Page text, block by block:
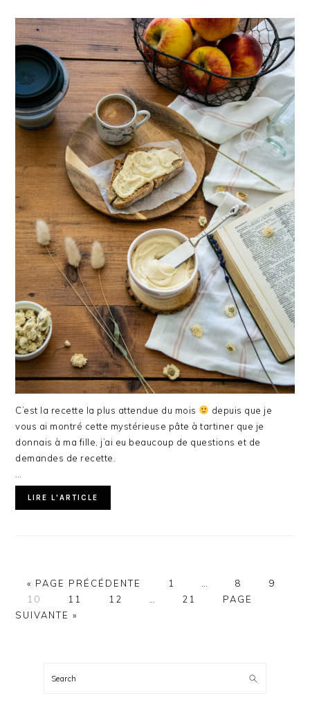
C’est la recette la plus attendue du mois
depuis que je
vous ai montré cette mystérieuse pâte à tartiner que je
donnais à ma fille, j’ai eu beaucoup de questions et de
demandes de recette.
LIRE L'ARTICLE
« ALLER
À
LA
PAGE PRÉCÉDENTE PAGE
1
provisoires
PAGE
8 PAGE
9
PAGE
10 PAGE
11 PAGE
12 PAGE
21
ALLER
PAGE
SUIVANTE »
LATÉRALE
Search